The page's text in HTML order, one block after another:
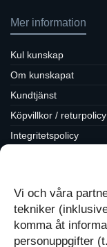
Vi och våra
tekniker
komma åt
personuppgifter
Mer information
Kul kunskap
Om kunskapat
Kundtjänst
Köpvillkor / returpolicy
Integritetspolicy
Mitt konto
Kassan